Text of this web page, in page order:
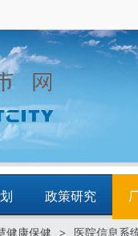
政策研究
健康保健 > 医院信息系